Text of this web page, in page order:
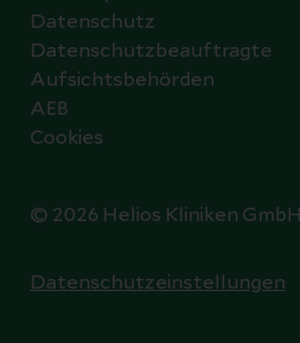
© 2026 Helios Kliniken GmbH
Datenschutz
Datenschutzbeauftragte
Aufsichtsbehörden
AEB
Cookies
Datenschutzeinstellungen